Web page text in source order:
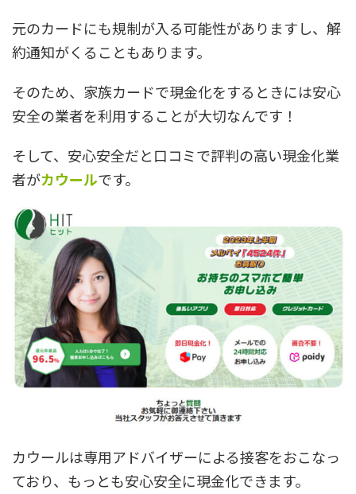
元のカードにも規制が入る可能性がありますし、解
約通知がくることもあります。
そのため、 家族カードで現金化をするときには安心
安全の業者を利用することが大切なんです！
そして、安心安全だと口コミで評判の高い現金化業
者がカウールです。
カウールは専用アドバイザーによる接客をおこなっ
ており、もっとも安心安全に現金化できます。